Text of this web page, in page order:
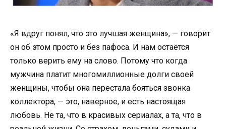
«Я вдруг понял, что это лучшая женщина», — говорит
он об этом просто и без пафоса. И нам остаётся
только верить ему на слово. Потому что когда
мужчина платит многомиллионные долги своей
женщины, чтобы она перестала бояться звонка
коллектора, — это, наверное, и есть настоящая
любовь. Не та, что в красивых сериалах, а та, что в